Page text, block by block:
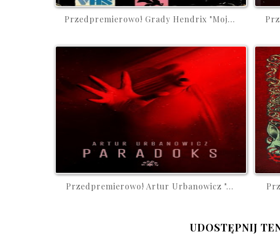
Przedpremierowo! Grady Hendrix "Moj...
Przedpremierowo! Artur Urbanowicz "...
UDOSTĘPNIJ